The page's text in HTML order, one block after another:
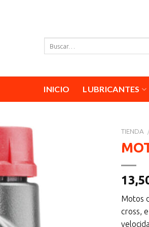
INICIO LUBRICANTES
TIENDA
Motos
cross,